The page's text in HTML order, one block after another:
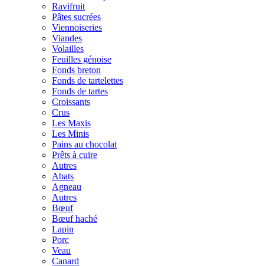
Ravifruit
Pâtes sucrées
Viennoiseries
Viandes
Volailles
Feuilles génoise
Fonds breton
Fonds de tartelettes
Fonds de tartes
Croissants
Crus
Les Maxis
Les Minis
Pains au chocolat
Prêts à cuire
Autres
Abats
Agneau
Autres
Bœuf
Bœuf haché
Lapin
Porc
Veau
Canard